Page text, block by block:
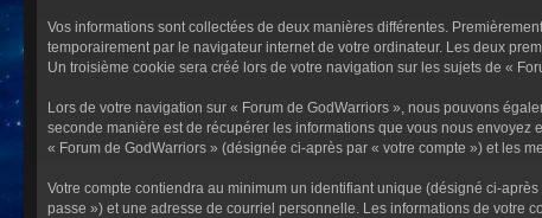
Vos informations sont collectées de deux manières différentes.
temporairement par le navigateur internet de votre ordinateur. Les deux
Un troisième cookie sera créé lors de votre navigation sur les sujets de «
Lors de votre navigation sur « Forum de GodWarriors », nous pouvons
seconde manière est de récupérer les informations que vous nous
« Forum de GodWarriors » (désignée ci-après par « votre compte ») et les
Votre compte contiendra au minimum un identifiant unique (désigné ci-
passe ») et une adresse de courriel personnelle. Les informations de votre